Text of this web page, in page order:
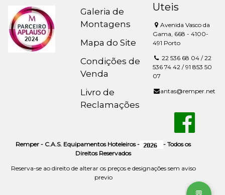
Galeria de
Montagens
Mapa do Site
Condições de
Venda
Livro de
Reclamações
Uteis
Avenida Vasco da
Gama, 668 - 4100-
491 Porto
22 536 68 04 / 22
536 74 42 / 91 853 50
07
antas@remper.net
Remper - C.A.S. Equipamentos Hoteleiros -
- Todos os
Direitos Reservados
Reserva-se ao direito de alterar os preços e designações sem aviso
previo